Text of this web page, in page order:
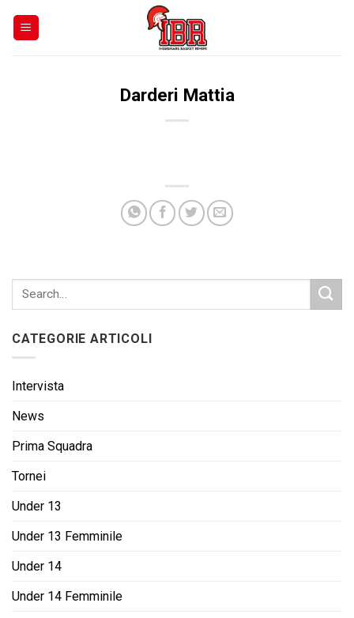
Darderi Mattia
CATEGORIE ARTICOLI
Intervista
News
Prima Squadra
Tornei
Under 13
Under 13 Femminile
Under 14
Under 14 Femminile